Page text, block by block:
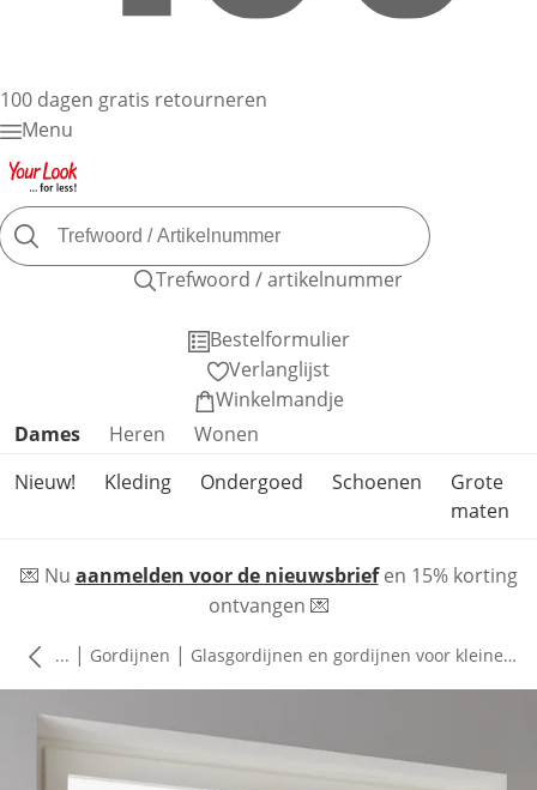
100 dagen gratis retourneren
Menu
Trefwoord / artikelnummer
Bestelformulier
Verlanglijst
Winkelmandje
Productcategorieën overslaan
Dames Heren
Wonen
Nieuw!
Kleding Ondergoed Schoenen
Grote
maten
💌 Nu aanmelden voor de nieuwsbriefen 15% korting
ontvangen 💌
... | Gordijnen | Glasgordijnen en gordijnen voor kleine ramen